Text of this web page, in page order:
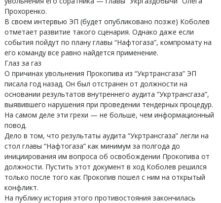
Прохоренко.
В своем интервью ЭП (будет опубликовано позже) Коболев
отметает развитие такого сценария. Однако даже если
события пойдут по плану главы “Нафтогаза”, компромату на
его команду все равно найдется применение.
Глаз за газ
О причинах увольнения Прокопива из “Укртрансгаза” ЭП
писала год назад. Он был отстранен от должности на
основании результатов внутреннего аудита “Укртрансгаза”,
выявившего нарушения при проведении тендерных процедур.
На самом деле эти грехи — не больше, чем информационный
повод.
Дело в том, что результаты аудита “Укртрансгаза” легли на
стол главы “Нафтогаза” как минимум за полгода до
инициирования им вопроса об освобождении Прокопива от
должности. Пустить этот документ в ход Коболев решился
только после того как Прокопив пошел с ним на открытый
конфликт.
На публику история этого противостояния закончилась